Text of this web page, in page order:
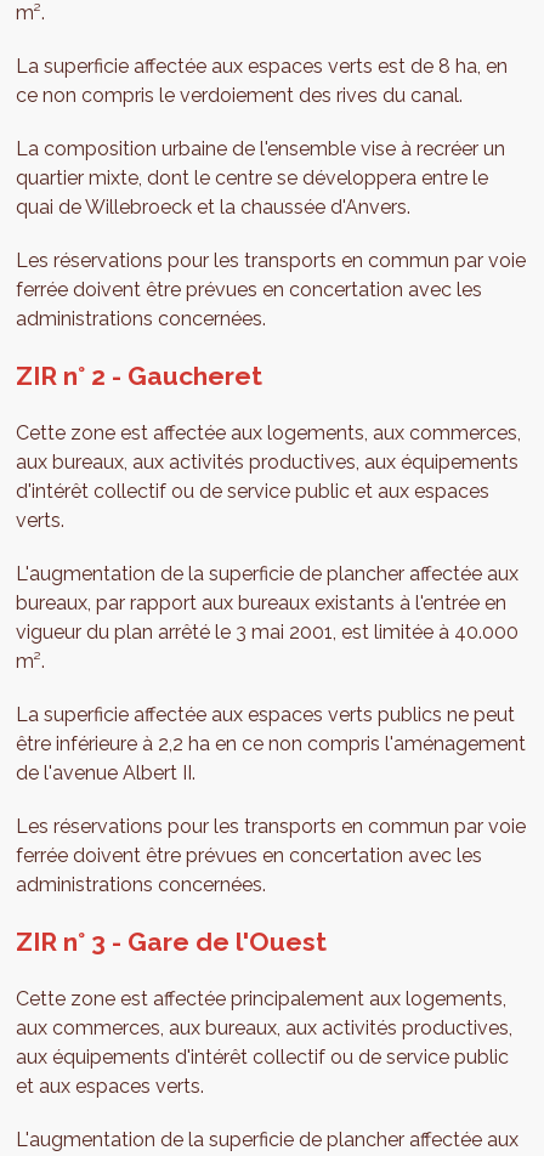
m².
La superficie affectée aux espaces verts est de 8 ha, en
ce non compris le verdoiement des rives du canal.
La composition urbaine de l'ensemble vise à recréer un
quartier mixte, dont le centre se développera entre le
quai de Willebroeck et la chaussée d'Anvers.
Les réservations pour les transports en commun par voie
ferrée doivent être prévues en concertation avec les
administrations concernées.
ZIR n° 2 - Gaucheret
Cette zone est affectée aux logements, aux commerces,
aux bureaux, aux activités productives, aux équipements
d'intérêt collectif ou de service public et aux espaces
verts.
L'augmentation de la superficie de plancher affectée aux
bureaux, par rapport aux bureaux existants à l'entrée en
vigueur du plan arrêté le 3 mai 2001, est limitée à 40.000
m².
La superficie affectée aux espaces verts publics ne peut
être inférieure à 2,2 ha en ce non compris l'aménagement
de l'avenue Albert II.
Les réservations pour les transports en commun par voie
ferrée doivent être prévues en concertation avec les
administrations concernées.
ZIR n° 3 - Gare de l'Ouest
Cette zone est affectée principalement aux logements,
aux commerces, aux bureaux, aux activités productives,
aux équipements d'intérêt collectif ou de service public
et aux espaces verts.
L'augmentation de la superficie de plancher affectée aux